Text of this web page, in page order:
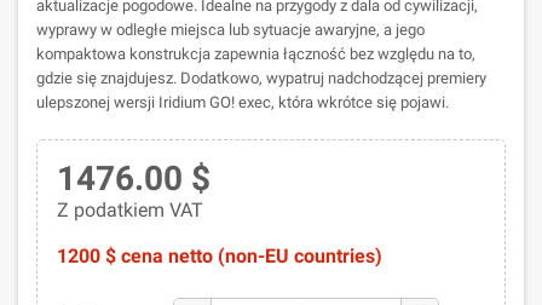
aktualizacje pogodowe. Idealne na przygody z dala od cywilizacji,
wyprawy w odległe miejsca lub sytuacje awaryjne, a jego
kompaktowa konstrukcja zapewnia łączność bez względu na to,
gdzie się znajdujesz. Dodatkowo, wypatruj nadchodzącej premiery
ulepszonej wersji Iridium GO! exec, która wkrótce się pojawi.
1476.00 $
Z podatkiem VAT
1200 $ cena netto (non-EU countries)